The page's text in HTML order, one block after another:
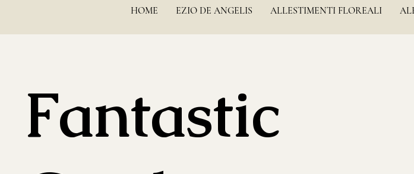
HOME EZIO DE ANGELIS ALLESTIMENTI FLOREALI
Fantastic